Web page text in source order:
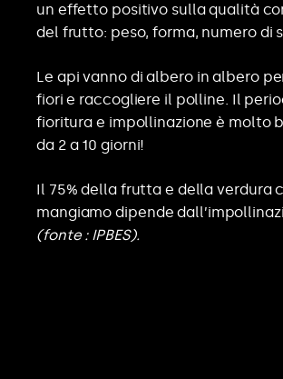
un effetto positivo sulla qualità
del frutto: peso, forma, numero di
Le api vanno di albero in albero
fiori e raccogliere il polline. Il
fioritura e impollinazione è molto
da 2 a 10 giorni!
Il 75% della frutta e della verdura
mangiamo dipende
(fonte : IPBES).